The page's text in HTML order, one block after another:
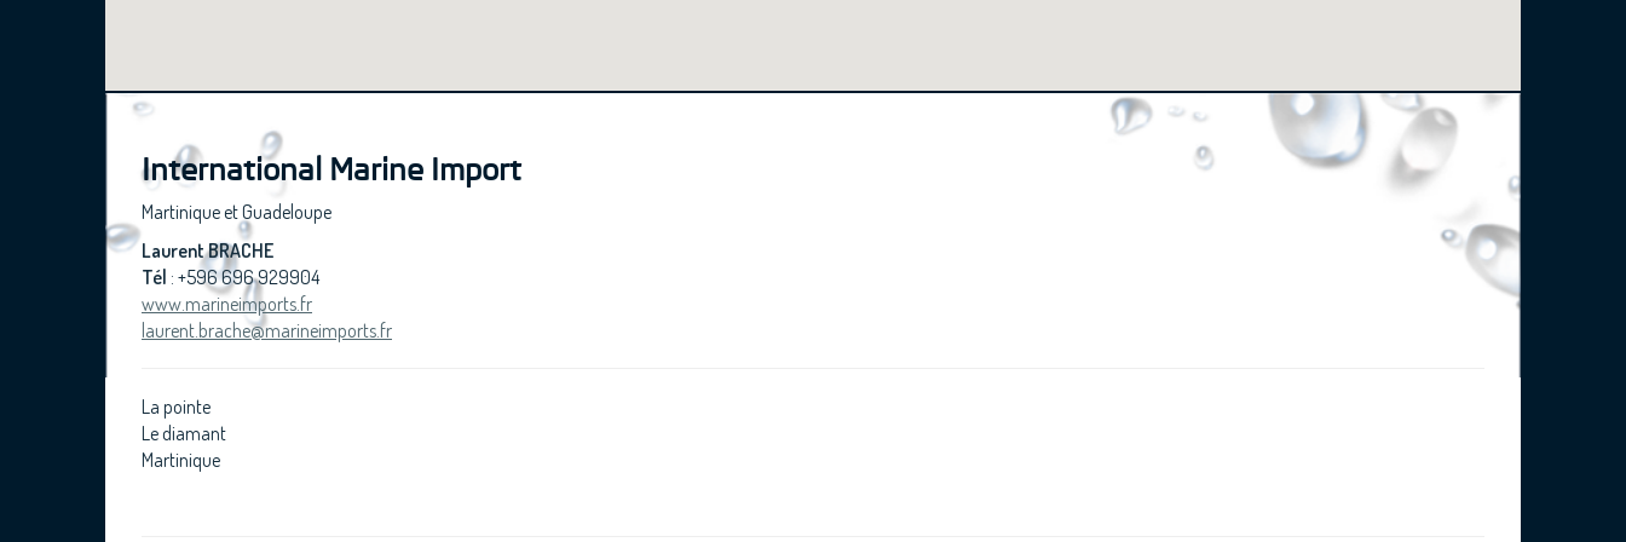
International Marine Import
Martinique et Guadeloupe
Laurent BRACHE
Tél : +596 696 929904
www.marineimports.fr
laurent.brache@marineimports.fr
La pointe
Le diamant
Martinique